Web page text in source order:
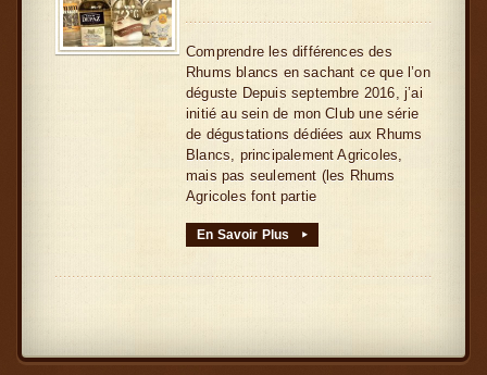
Comprendre les différences des
Rhums blancs en sachant ce que l’on
déguste Depuis septembre 2016, j’ai
initié au sein de mon Club une série
de dégustations dédiées aux Rhums
Blancs, principalement Agricoles,
mais pas seulement (les Rhums
Agricoles font partie
En Savoir Plus ▸